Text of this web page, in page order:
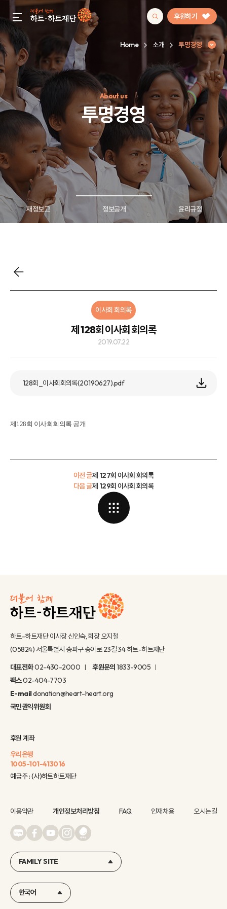
gnb menu open 후원하기
인기 키워드
#정기후원
#하트플레이스#캠페인#팬덤후원
Home 소개 투명경영
About us
투명경영
투명경영 재정보고 정보공개 윤리규정
이사회 회의록
제 128회 이사회 회의록
2019.07.22
128회_이사회회의록(20190627).pdf
제128회 이사회회의록 공개
이전 글제 127회 이사회 회의록
제 129회 이사회 회의록
다음 글
하트-하트재단 이사장 신인숙, 회장 오지철
(05824) 서울특별시 송파구 송이로 23길 34 하트-하트재단
대표전화02-430-2000 후원문의1833-9005
팩스02-404-7703
E-maildonation@heart-heart.org
국민권익위원회
후원 계좌
우리은행
1005-101-413016
예금주 : (사)하트하트재단
이용약관 개인정보처리방침 FAQ 인재채용 오시는길
FAMILY SITE
한국어